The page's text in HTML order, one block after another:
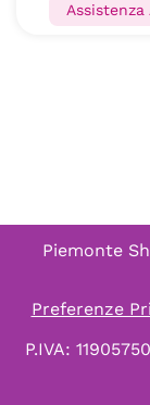
Assistenza
Piemonte
Preferenze
P.IVA: